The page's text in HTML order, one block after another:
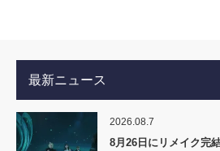
最新ニュース
2026.08.7
8月26日にリメイク完